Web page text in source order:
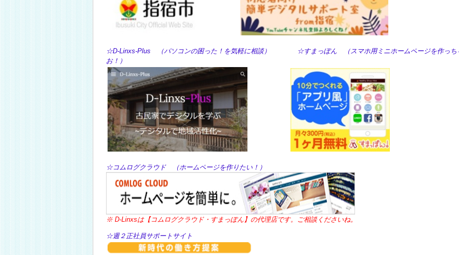
☆D-Linxs-Plus （パソコンの困った！を気軽に相談） ☆すまっぽん （スマホ用ミニホームページを作っち
お！）
☆コムログクラウド （ホームページを作りたい！）
※ D-Linxsは【コムログクラウド・すまっぽん】の代理店です。ご相談くださいね。
☆週２正社員サポートサイト